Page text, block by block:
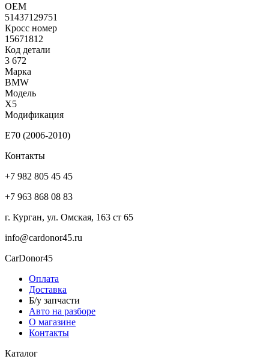
ОЕМ
51437129751
Кросс номер
15671812
Код детали
3 672
Марка
BMW
Модель
X5
Модификация
E70 (2006-2010)
Контакты
+7 982 805 45 45
+7 963 868 08 83
г. Курган, ул. Омская, 163 ст 65
info@cardonor45.ru
CarDonor45
Оплата
Доставка
Б/у запчасти
Авто на разборе
О магазине
Контакты
Каталог